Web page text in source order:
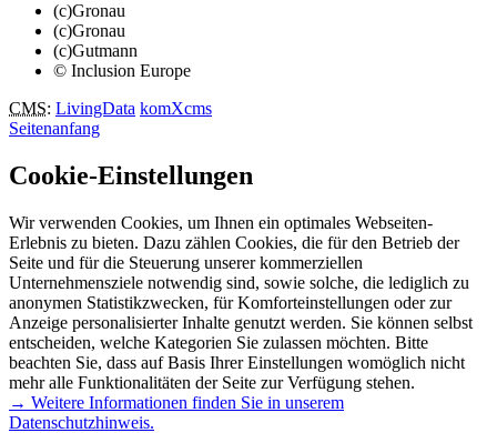
(c)Gronau
(c)Gronau
(c)Gutmann
© Inclusion Europe
CMS: LivingData komXcms
Seitenanfang
Cookie-Einstellungen
Wir verwenden Cookies, um Ihnen ein optimales Webseiten-
Erlebnis zu bieten. Dazu zählen Cookies, die für den Betrieb der
Seite und für die Steuerung unserer kommerziellen
Unternehmensziele notwendig sind, sowie solche, die lediglich zu
anonymen Statistikzwecken, für Komforteinstellungen oder zur
Anzeige personalisierter Inhalte genutzt werden. Sie können selbst
entscheiden, welche Kategorien Sie zulassen möchten. Bitte
beachten Sie, dass auf Basis Ihrer Einstellungen womöglich nicht
mehr alle Funktionalitäten der Seite zur Verfügung stehen.
→ Weitere Informationen finden Sie in unserem
Datenschutzhinweis.